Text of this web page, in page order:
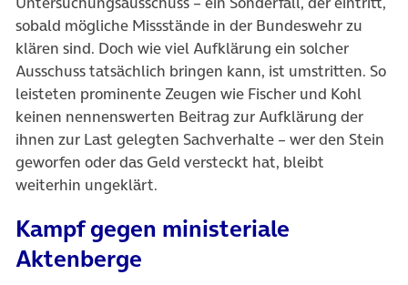
sobald mögliche Missstände in der Bundeswehr zu
klären sind. Doch wie viel Aufklärung ein solcher
Ausschuss tatsächlich bringen kann, ist umstritten. So
leisteten prominente Zeugen wie Fischer und Kohl
keinen nennenswerten Beitrag zur Aufklärung der
ihnen zur Last gelegten Sachverhalte – wer den Stein
geworfen oder das Geld versteckt hat, bleibt
weiterhin ungeklärt.
Kampf gegen ministeriale
Aktenberge